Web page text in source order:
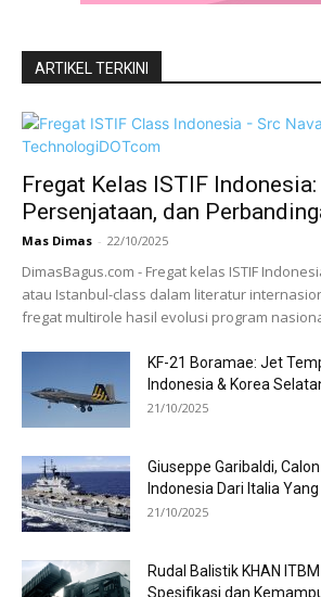
ARTIKEL TERKINI
Fregat Kelas ISTIF
Persenjataan, dan
Mas Dimas - 22/10/2025
DimasBagus.com - Fregat kelas ISTIF
atau Istanbul-class dalam literatur
fregat multirole hasil evolusi program
KF-21 Boramae: Jet
Indonesia & Korea
21/10/2025
Giuseppe Garibaldi,
Indonesia Dari Italia Yang
21/10/2025
Rudal Balistik KHAN
Spesifikasi dan